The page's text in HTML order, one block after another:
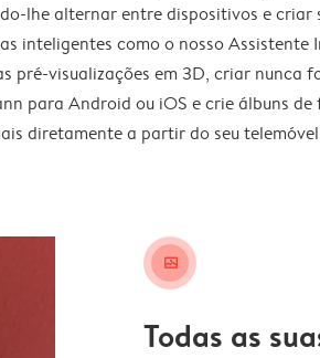
lhe alternar entre dispositivos e criar
inteligentes como o nosso Assistente
pré-visualizações em 3D, criar nunca
para Android ou iOS e crie álbuns
diretamente a partir do seu
image_placeholder
Todas as